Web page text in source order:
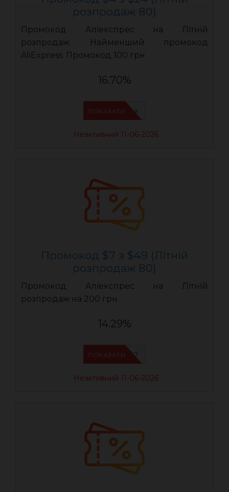
розпродаж 80)
Промокод Аліекспрес на Літній
розпродаж. Найменший промокод
AliExpress. Промокод 100 грн
16.70%
LR04
ПОКАЗАТИ
Неактивний 11-06-2026
Промокод $7 з $49 (Літній
розпродаж 80)
Промокод Аліекспрес на Літній
розпродаж на 200 грн
14.29%
LR07
ПОКАЗАТИ
Неактивний 11-06-2026